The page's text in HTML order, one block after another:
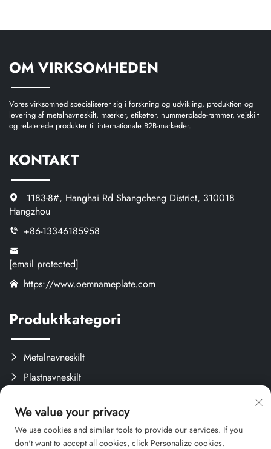
OM VIRKSOMHEDEN
Vores virksomhed specialiserer sig i forskning og udvikling, produktion og
levering af metalnavneskilt, mærker, etiketter, nummerplade-rammer, vejskilt
og relaterede produkter til internationale B2B-markeder.
KONTAKT
1183-8#, Hanghai Rd Shangcheng District, 310018
Hangzhou
+86-13346185958
[email protected]
https://www.oemnameplate.com
Produktkategori
Metalnavneskilt
Plastnavneskilt
Brugerdefinerede Kreativprodukter
We value your privacy
We use cookies and similar tools to provide our services. If you
don't want to accept all cookies, click Personalize cookies.